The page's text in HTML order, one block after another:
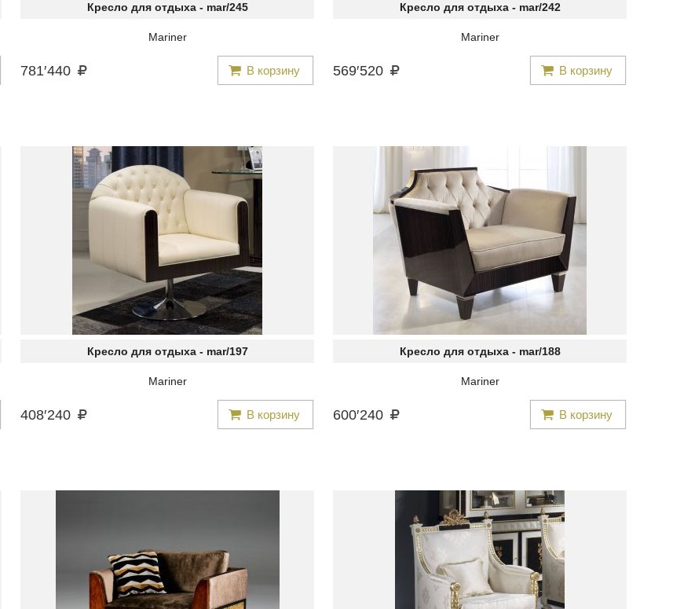
Кресло для отдыха - mar/245
Mariner
781′440 В корзину
Кресло для отдыха - mar/242
Mariner
569′520 В корзину
Кресло для отдыха - mar/197
Mariner
408′240 В корзину
Кресло для отдыха - mar/188
Mariner
600′240 В корзину